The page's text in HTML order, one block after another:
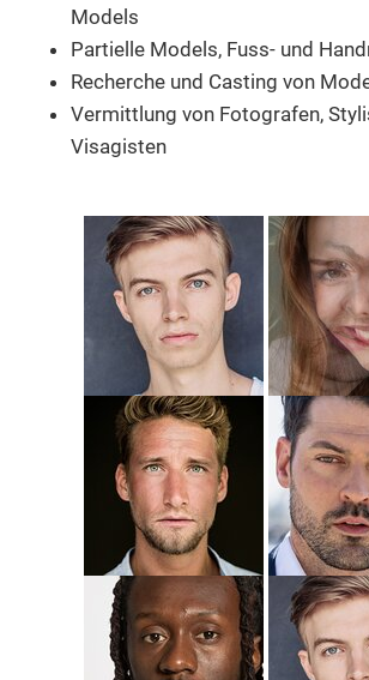
Models
Partielle Models, Fuss- und
Recherche und Casting von
Vermittlung von Fotografen,
Visagisten